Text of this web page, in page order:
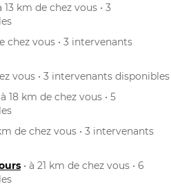
13 km de chez vous • 3
chez vous • 3 intervenants
vous • 3 intervenants disponibles
à 18 km de chez vous • 5
de chez vous • 3 intervenants
• à 21 km de chez vous • 6